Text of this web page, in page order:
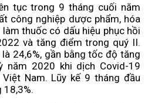
tục trong 9 tháng cuối năm
công nghiệp dược phẩm, hóa
thuốc có dấu hiệu phục hồi
và tăng điểm trong quý II.
24,6%, gần bằng tốc độ tăng
năm 2020 khi dịch Covid-19
Nam. Lũy kế 9 tháng đầu
18,3%.